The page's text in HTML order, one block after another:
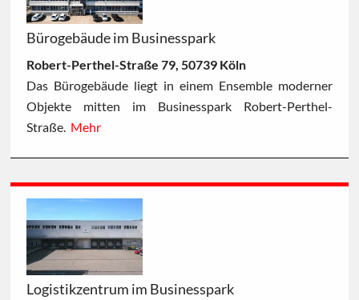
Bürogebäude im Businesspark
Robert-Perthel-Straße 79, 50739 Köln
Das Bürogebäude liegt in einem Ensemble moderner
Objekte mitten im Businesspark Robert-Perthel-
Straße. Mehr
Logistikzentrum im Businesspark